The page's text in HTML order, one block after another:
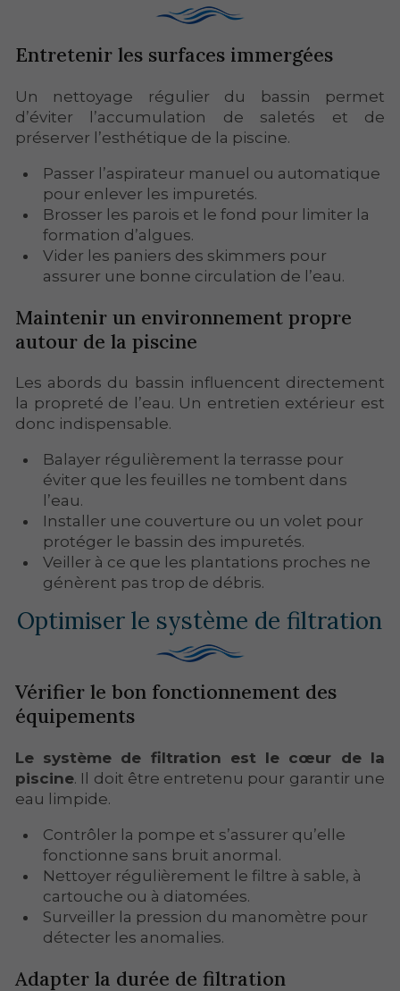
Entretenir les surfaces immergées
Un nettoyage régulier du bassin permet
d’éviter l’accumulation de saletés et de
préserver l’esthétique de la piscine.
Passer l’aspirateur manuel ou automatique
pour enlever les impuretés.
Brosser les parois et le fond pour limiter la
formation d’algues.
Vider les paniers des skimmers pour
assurer une bonne circulation de l’eau.
Maintenir un environnement propre
autour de la piscine
Les abords du bassin influencent directement
la propreté de l’eau. Un entretien extérieur est
donc indispensable.
Balayer régulièrement la terrasse pour
éviter que les feuilles ne tombent dans
l’eau.
Installer une couverture ou un volet pour
protéger le bassin des impuretés.
Veiller à ce que les plantations proches ne
génèrent pas trop de débris.
Optimiser le système de filtration
Vérifier le bon fonctionnement des
équipements
Le système de filtration est le cœur de la
piscine. Il doit être entretenu pour garantir une
eau limpide.
Contrôler la pompe et s’assurer qu’elle
fonctionne sans bruit anormal.
Nettoyer régulièrement le filtre à sable, à
cartouche ou à diatomées.
Surveiller la pression du manomètre pour
détecter les anomalies.
Adapter la durée de filtration